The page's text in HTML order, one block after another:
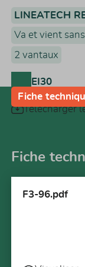
LINEATECH
Va et vient
2 vantaux
EI30
Télécharger
Fiche
Fiche
F3-96.pdf